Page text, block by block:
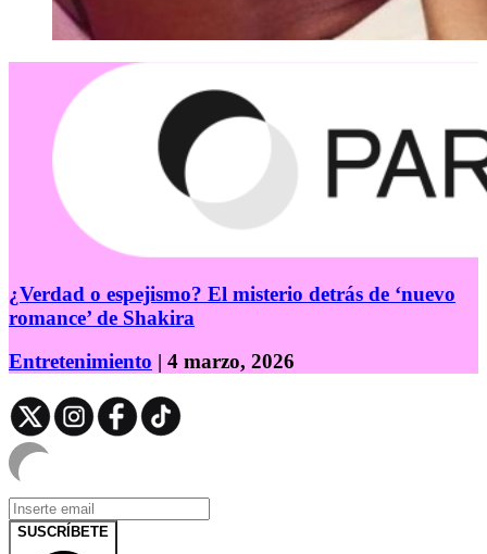
¿Verdad o espejismo? El misterio detrás de ‘nuevo
romance’ de Shakira
Entretenimiento | 4 marzo, 2026
SUSCRÍBETE